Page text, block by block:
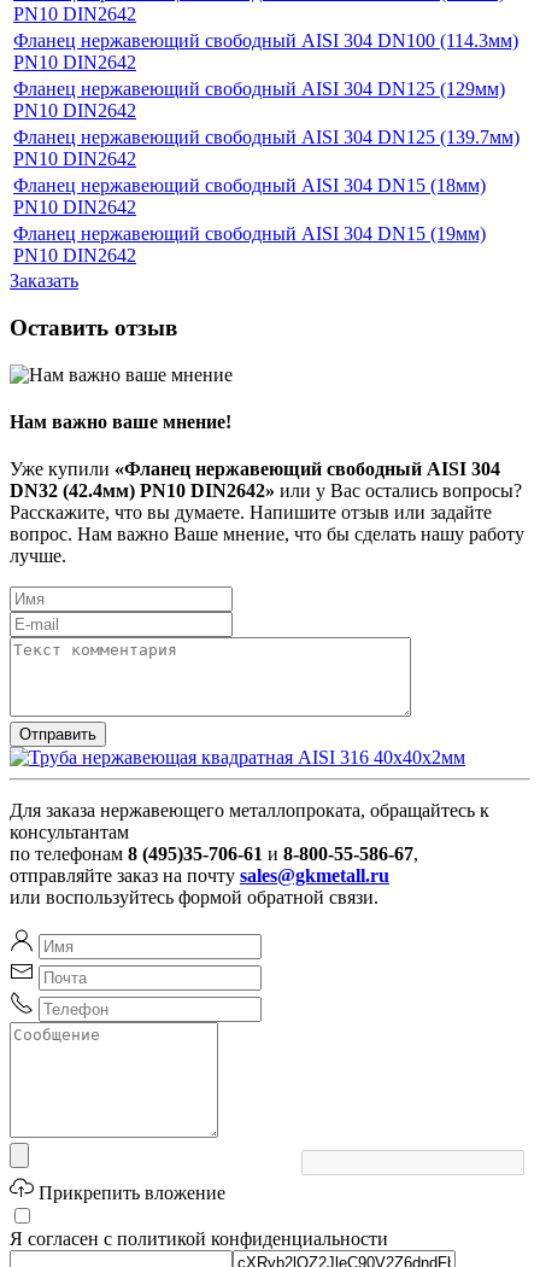
PN10 DIN2642
Фланец нержавеющий свободный AISI 304 DN100 (114.3мм)
PN10 DIN2642
Фланец нержавеющий свободный AISI 304 DN125 (129мм)
PN10 DIN2642
Фланец нержавеющий свободный AISI 304 DN125 (139.7мм)
PN10 DIN2642
Фланец нержавеющий свободный AISI 304 DN15 (18мм)
PN10 DIN2642
Фланец нержавеющий свободный AISI 304 DN15 (19мм)
PN10 DIN2642
Заказать
Оставить отзыв
Нам важно ваше мнение!
Уже купили «Фланец нержавеющий свободный AISI 304
DN32 (42.4мм) PN10 DIN2642» или у Вас остались вопросы?
Расскажите, что вы думаете. Напишите отзыв или задайте
вопрос. Нам важно Ваше мнение, что бы сделать нашу работу
лучше.
Для заказа нержавеющего металлопроката, обращайтесь к
консультантам
по телефонам 8 (495)35-706-61 и 8-800-55-586-67,
отправляйте заказ на почту sales@gkmetall.ru
или воспользуйтесь формой обратной связи.
Прикрепить вложение
Я согласен с политикой конфиденциальности